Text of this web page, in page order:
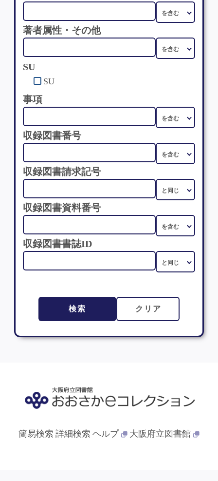
著者属性・その他
SU
SU
事項
収録図書番号
収録図書請求記号
収録図書資料番号
収録図書書誌ID
検索 クリア
簡易検索 詳細検索 ヘルプ 大阪府立図書館